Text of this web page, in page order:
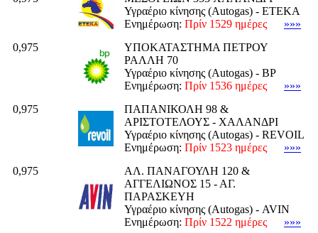
Υγραέριο κίνησης (Autogas) - ΕΤΕΚΑ
Ενημέρωση: Πρίν 1529 ημέρες
»»»
0,975
ΥΠΟΚΑΤΑΣΤΗΜΑ ΠΕΤΡΟΥ
ΡΑΛΛΗ 70
Υγραέριο κίνησης (Autogas) - BP
Ενημέρωση: Πρίν 1536 ημέρες
»»»
0,975
ΠΑΠΑΝΙΚΟΛΗ 98 &
ΑΡΙΣΤΟΤΕΛΟΥΣ - ΧΑΛΑΝΔΡΙ
Υγραέριο κίνησης (Autogas) - REVOIL
Ενημέρωση: Πρίν 1523 ημέρες
»»»
0,975
ΑΛ. ΠΑΝΑΓΟΥΛΗ 120 &
ΑΓΓΕΛΙΩΝΟΣ 15 - ΑΓ.
ΠΑΡΑΣΚΕΥΗ
Υγραέριο κίνησης (Autogas) - AVIN
Ενημέρωση: Πρίν 1522 ημέρες
»»»